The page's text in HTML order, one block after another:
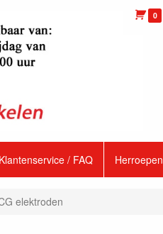
0
Klantenservice / FAQ Herroepen
elektroden